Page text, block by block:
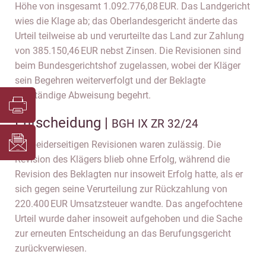
Höhe von insgesamt 1.092.776,08 EUR. Das Landgericht
wies die Klage ab; das Oberlandesgericht änderte das
Urteil teilweise ab und verurteilte das Land zur Zahlung
von 385.150,46 EUR nebst Zinsen. Die Revisionen sind
beim Bundesgerichtshof zugelassen, wobei der Kläger
sein Begehren weiterverfolgt und der Beklagte
vollständige Abweisung begehrt.
Entscheidung | BGH IX ZR 32/24
Die beiderseitigen Revisionen waren zulässig. Die
Revision des Klägers blieb ohne Erfolg, während die
Revision des Beklagten nur insoweit Erfolg hatte, als er
sich gegen seine Verurteilung zur Rückzahlung von
220.400 EUR Umsatzsteuer wandte. Das angefochtene
Urteil wurde daher insoweit aufgehoben und die Sache
zur erneuten Entscheidung an das Berufungsgericht
zurückverwiesen.